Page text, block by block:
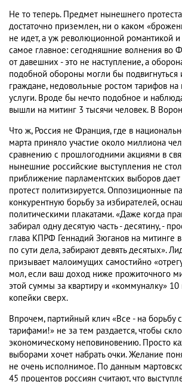
Не то теперь. Предмет нынешнего
достаточно приземлен, ни о каком
не идет, а уж революционной романтикой и
самое главное: сегодняшние волнения во
от давешних - это не наступление, а
подобной обороны могли бы подвигнуться
граждане, недовольные ростом тарифов
услуги. Вроде бы нечто подобное и
вышли на митинг 3 тысячи человек. В
Что ж, Россия не Франция, где в
марта приняло участие около миллиона
сравнению с прошлогодними акциями в
нынешние российские выступления не
приближение парламентских выборов дает
протест политизируется. Оппозиционные
конкурентную борьбу за избирателей,
политическими плакатами. «Даже когда
забирал одну десятую часть - десятину, -
глава КПРФ Геннадий Зюганов на митинге
по сути дела, забирают девять десятых».
призывает малоимущих самостийно
мол, если ваш доход ниже прожиточного
этой суммы за квартиру и «коммуналку»
копейки сверх.
Впрочем, партийный клич «Все - на борьбу
тарифами!» не за тем раздается, чтобы
экономическому неповиновению. Просто
выборами хочет набрать очки. Желание
не очень исполнимое. По данным
45 процентов россиян считают, что